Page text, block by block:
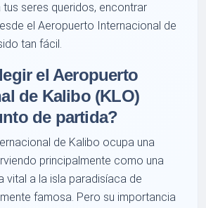
tus seres queridos, encontrar
el Aeropuerto Internacional de
tan fácil.
el Aeropuerto
de Kalibo (KLO)
de partida?
de Kalibo ocupa una
principalmente como una
vital a la isla paradisíaca de
famosa. Pero su importancia